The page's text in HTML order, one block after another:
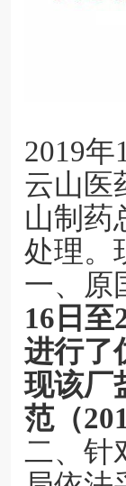
2019
云山医
山制药
处理。
一、原
16日至
进行了
现该厂
范（
二、针